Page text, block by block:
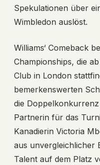
Spekulationen über
Wimbledon auslöst.
Williams‘ Comeback
Championships, die
Club in London
bemerkenswerten
die
Partnerin für das
Kanadierin Victoria
aus unvergleichlicher
Talent auf dem Platz